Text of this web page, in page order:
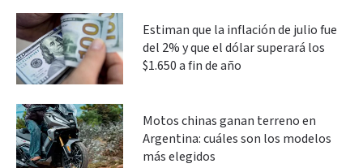
Estiman que la inflación de julio fue
del 2% y que el dólar superará los
$1.650 a fin de año
Motos chinas ganan terreno en
Argentina: cuáles son los modelos
más elegidos